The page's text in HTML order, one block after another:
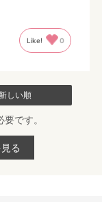
Like! 0
しい順
要です。
る